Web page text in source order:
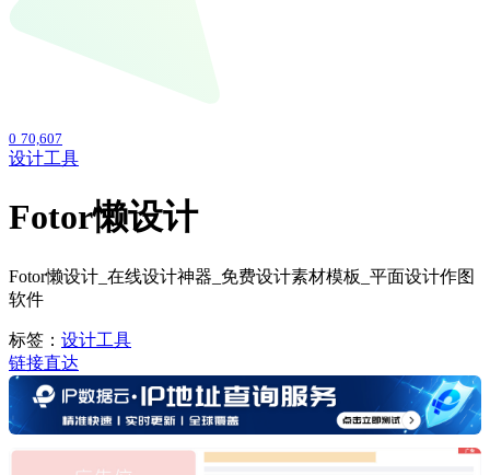
0 70,607
设计工具
Fotor懒设计
Fotor懒设计_在线设计神器_免费设计素材模板_平面设计作图
软件
标签： 设计工具
链接直达